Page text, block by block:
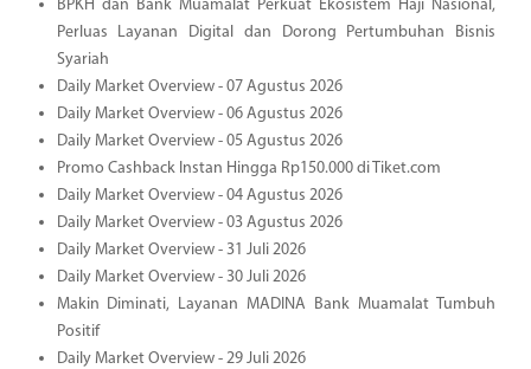
BPKH dan Bank Muamalat Perkuat Ekosistem Haji Nasional,
Perluas Layanan Digital dan Dorong Pertumbuhan Bisnis
Syariah
Daily Market Overview - 07 Agustus 2026
Daily Market Overview - 06 Agustus 2026
Daily Market Overview - 05 Agustus 2026
Promo Cashback Instan Hingga Rp150.000 di Tiket.com
Daily Market Overview - 04 Agustus 2026
Daily Market Overview - 03 Agustus 2026
Daily Market Overview - 31 Juli 2026
Daily Market Overview - 30 Juli 2026
Makin Diminati, Layanan MADINA Bank Muamalat Tumbuh
Positif
Daily Market Overview - 29 Juli 2026